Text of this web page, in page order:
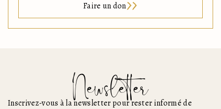
Faire un don
Newsletter
Inscrivez-vous à la newsletter pour rester informé de